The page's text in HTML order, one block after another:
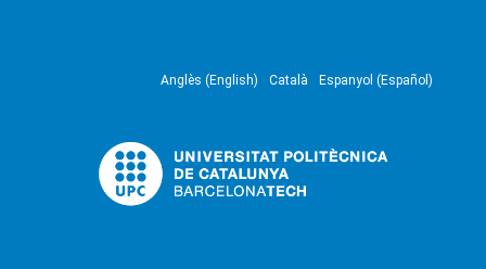
Anglès (English) Català Espanyol (Español)